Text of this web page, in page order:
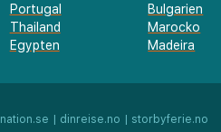
Portugal
Bulgarien
Thailand
Marocko
Egypten
Madeira
| dinreise.no | storbyferie.no